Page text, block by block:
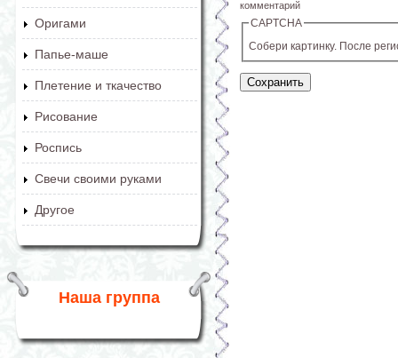
Оригами
Папье-маше
Плетение и ткачество
Рисование
Роспись
Свечи своими руками
Другое
Наша группа
комментарий
CAPTCHA
Собери картинку. После